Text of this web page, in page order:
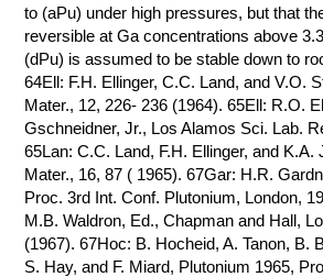
to (aPu) under high pressures, but that
reversible at Ga concentrations above
(dPu) is assumed to be stable down to
64Ell: F.H. Ellinger, C.C. Land, and V.O.
Mater., 12, 226- 236 (1964). 65Ell: R.O.
Gschneidner, Jr., Los Alamos Sci. Lab.
65Lan: C.C. Land, F.H. Ellinger, and K.A.
Mater., 16, 87 ( 1965). 67Gar: H.R.
Proc. 3rd Int. Conf. Plutonium, London,
M.B. Waldron, Ed., Chapman and Hall,
(1967). 67Hoc: B. Hocheid, A. Tanon, B.
S. Hay, and F. Miard, Plutonium 1965,